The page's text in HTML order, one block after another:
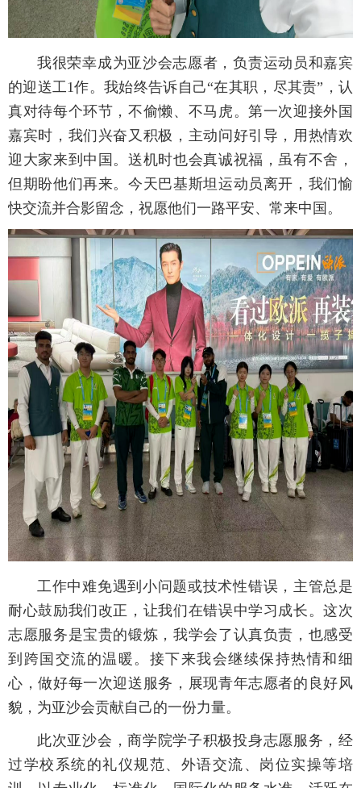
我很荣幸成为亚沙会志愿者，负责运动员和嘉宾
的迎送工1作。我始终告诉自己“在其职，尽其责”，认
真对待每个环节，不偷懒、不马虎。第一次迎接外国
嘉宾时，我们兴奋又积极，主动问好引导，用热情欢
迎大家来到中国。送机时也会真诚祝福，虽有不舍，
但期盼他们再来。今天巴基斯坦运动员离开，我们愉
快交流并合影留念，祝愿他们一路平安、常来中国。
工作中难免遇到小问题或技术性错误，主管总是
耐心鼓励我们改正，让我们在错误中学习成长。这次
志愿服务是宝贵的锻炼，我学会了认真负责，也感受
到跨国交流的温暖。接下来我会继续保持热情和细
心，做好每一次迎送服务，展现青年志愿者的良好风
貌，为亚沙会贡献自己的一份力量。
此次亚沙会，商学院学子积极投身志愿服务，经
过学校系统的礼仪规范、外语交流、岗位实操等培